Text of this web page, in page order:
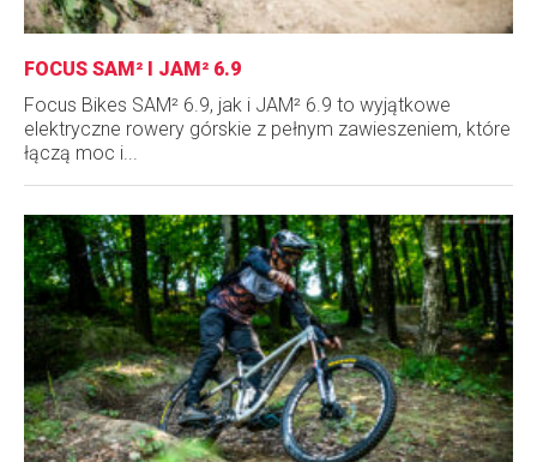
FOCUS SAM² I JAM² 6.9
Focus Bikes SAM² 6.9, jak i JAM² 6.9 to wyjątkowe
elektryczne rowery górskie z pełnym zawieszeniem, które
łączą moc i...